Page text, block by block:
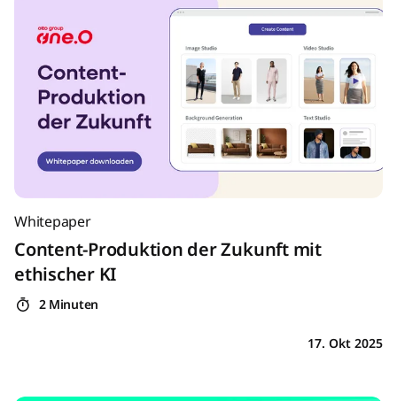
Whitepaper
Content-Produktion der Zukunft mit
ethischer KI
2 Minuten
17. Okt 2025